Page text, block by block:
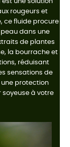
rougeurs et
ce fluide procure
dans une
de plantes
la bourrache et
réduisant
sensations de
protection
à votre